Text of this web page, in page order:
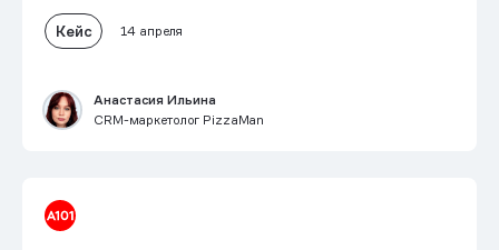
Кейс 14 апреля
Анастасия Ильина
CRM-маркетолог PizzaMan